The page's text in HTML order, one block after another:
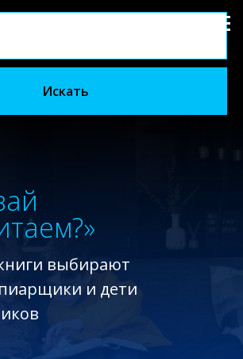
Искать
выбирают
и дети